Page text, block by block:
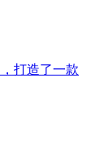
打造了一款